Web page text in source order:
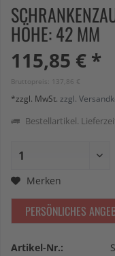
HÖHE: 42 MM
115,85 € *
Bruttopreis: 137,86 €
*zzgl. MwSt. zzgl.
Bestellartikel.
Merken
PERSÖNLICHES
Artikel-Nr.: